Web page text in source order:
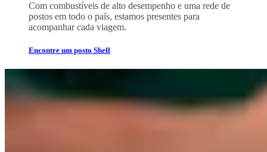
Com combustíveis de alto desempenho e uma rede de
postos em todo o país, estamos presentes para
acompanhar cada viagem.
Encontre um posto Shell